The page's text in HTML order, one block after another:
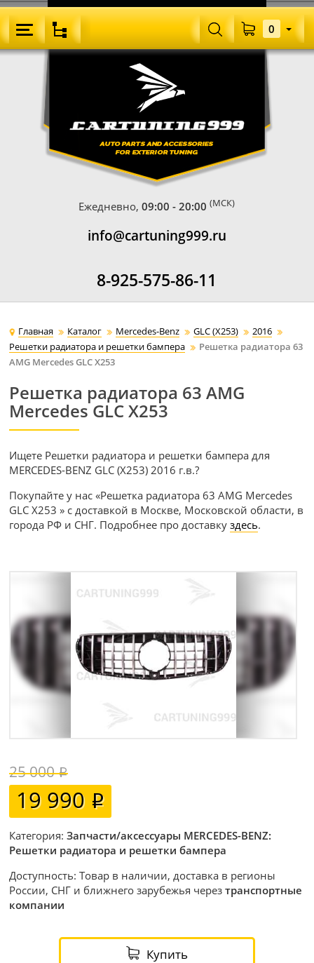
Ежедневно,09:00 - 20:00 (МСК)
info@cartuning999.ru
8-925-575-86-11
0
Главная Каталог Mercedes-Benz GLC (X253)
2016
Решетки радиатора и решетки бампера
Решетка радиатора 63
AMG Mercedes GLC X253
Решетка радиатора 63 AMG
Mercedes GLC X253
Ищете Решетки радиатора и решетки бампера для
MERCEDES-BENZ GLC (X253) 2016 г.в.?
Покупайте у нас «Решетка радиатора 63 AMG Mercedes
GLC X253 » с доставкой в Москве, Московской области, в
города РФ и СНГ. Подробнее про доставкуздесь.
25 000
19 990
Категория:Запчасти/аксессуары MERCEDES-BENZ:
Решетки радиатора и решетки бампера
Доступность: Товар в наличии, доставка в регионы
России, СНГ и ближнего зарубежья черезтранспортные
компании
Купить